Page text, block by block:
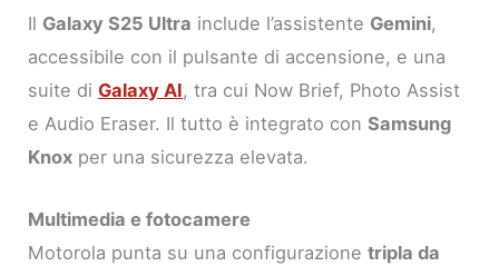
Il Galaxy S25 Ultra include l’assistente Gemini,
accessibile con il pulsante di accensione, e una
suite diGalaxy AI, tra cui Now Brief, Photo Assist
e Audio Eraser. Il tutto è integrato conSamsung
Knox per una sicurezza elevata.
Multimedia e fotocamere
Motorola punta su una configurazionetripla da